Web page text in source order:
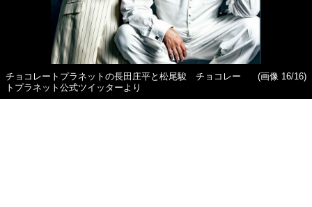
チョコレートプラネットの長田庄平と松尾駿 チョコレー
トプラネット公式ツイッターより
(画像 16/16)